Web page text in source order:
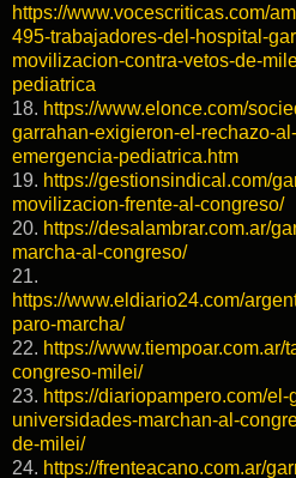
https://www.vocescriticas.com/
495-trabajadores-del-hospital-
movilizacion-contra-vetos-de-
pediatrica
18. https://www.elonce.com/
garrahan-exigieron-el-rechazo-
emergencia-pediatrica.htm
19. https://gestionsindical.com/
movilizacion-frente-al-congreso/
20. https://desalambrar.com.ar/
marcha-al-congreso/
21.
https://www.eldiario24.com/
paro-marcha/
22. https://
congreso-milei/
23. https://diariopampero.com/
universidades-marchan-al-
de-milei/
24. https://frenteacano.com.ar/